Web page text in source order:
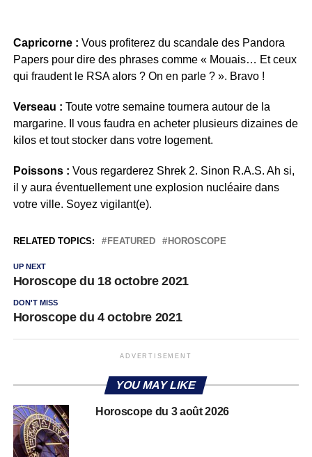
Capricorne : Vous profiterez du scandale des Pandora
Papers pour dire des phrases comme « Mouais… Et ceux
qui fraudent le RSA alors ? On en parle ? ». Bravo !
Verseau : Toute votre semaine tournera autour de la
margarine. Il vous faudra en acheter plusieurs dizaines de
kilos et tout stocker dans votre logement.
Poissons : Vous regarderez Shrek 2. Sinon R.A.S. Ah si,
il y aura éventuellement une explosion nucléaire dans
votre ville. Soyez vigilant(e).
RELATED TOPICS: FEATURED HOROSCOPE
UP NEXT
Horoscope du 18 octobre 2021
DON'T MISS
Horoscope du 4 octobre 2021
ADVERTISEMENT
YOU MAY LIKE
Horoscope du 3 août 2026